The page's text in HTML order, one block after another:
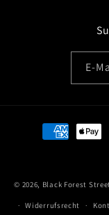
E-
© 2026, Black Forest
Widerrufsrecht